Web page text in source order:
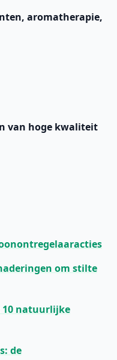
aromatherapie,
van hoge kwaliteit
om stilte
10 natuurlijke
de